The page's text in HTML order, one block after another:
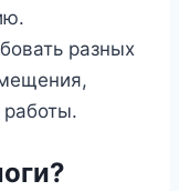
разных
работы.